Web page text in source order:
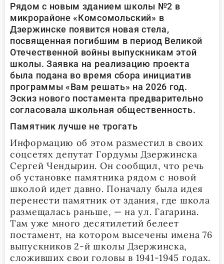
Рядом с новым зданием школы №2 в
микрорайоне «Комсомольский» в
Дзержинске появится новая стела,
посвященная погибшим в период Великой
Отечественной войны выпускникам этой
школы. Заявка на реализацию проекта
была подана во время сбора инициатив
программы «Вам решать» на 2026 год.
Эскиз нового постамента предварительно
согласовала школьная общественность.
Памятник лучше не трогать
Информацию об этом разместил в своих
соцсетях депутат Гордумы Дзержинска
Сергей Чендырин. Он сообщил, что речь
об установке памятника рядом с новой
школой идет давно. Поначалу была идея
перенести памятник от здания, где школа
размещалась раньше, — на ул. Гагарина.
Там уже много десятилетий белеет
постамент, на котором высечены имена 76
выпускников 2-й школы Дзержинска,
сложивших свои головы в 1941-1945 годах.